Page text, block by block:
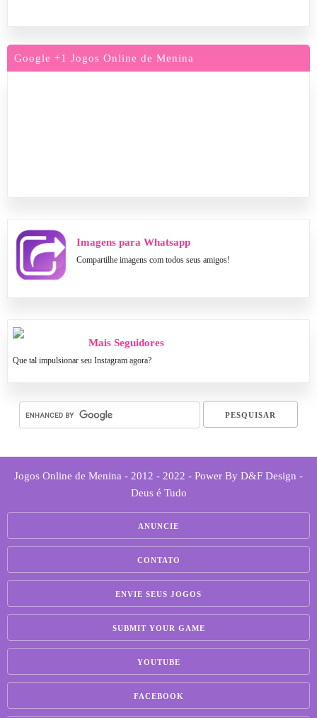
Google +1 Jogos Online de Menina
Imagens para Whatsapp
Compartilhe imagens com todos seus amigos!
Mais Seguidores
Que tal impulsionar seu Instagram agora?
Jogos Online de Menina - 2012 - 2022 - Power By D&F Design -
Deus é Tudo
ANUNCIE
CONTATO
ENVIE SEUS JOGOS
SUBMIT YOUR GAME
YOUTUBE
FACEBOOK